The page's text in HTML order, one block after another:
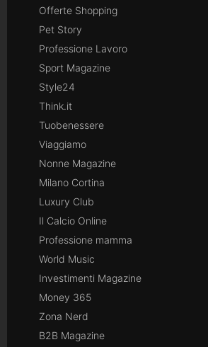
Offerte Shopping
Pet Story
Professione Lavoro
Sport Magazine
Style24
Think.it
Tuobenessere
Viaggiamo
Nonne Magazine
Milano Cortina
Luxury Club
Il Calcio Online
Professione mamma
World Music
Investimenti Magazine
Money 365
Zona Nerd
B2B Magazine